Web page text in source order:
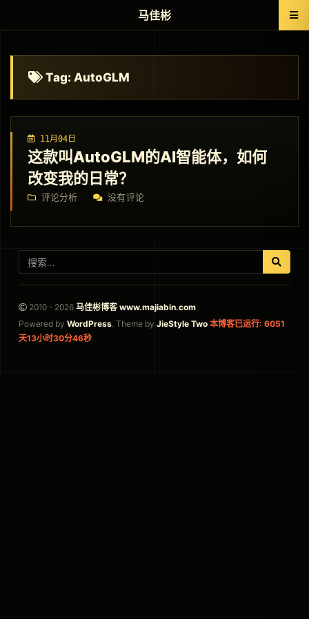
Tag: AutoGLM
11月04日
这款叫AutoGLM的AI智能体，如何
改变我的日常？
评论分析 没有评论
2010 - 2026 马佳彬博客 www.majiabin.com
Powered by WordPress. Theme by JieStyle Two 本博客已运行: 6051
天13小时30分46秒
马佳彬